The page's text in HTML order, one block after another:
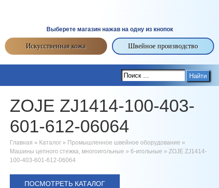
Выберете магазин нажав на одну из кнопок
Искусственная кожа Швейное производство
Найти
ZOJE ZJ1414-100-403-
601-612-06064
Главная » Каталог » Промышленное швейное оборудование »
Машины цепного стежка, многоигольные » 6-игольные » ZOJE ZJ1414-
100-403-601-612-06064
ПОСМОТРЕТЬ КАТАЛОГ